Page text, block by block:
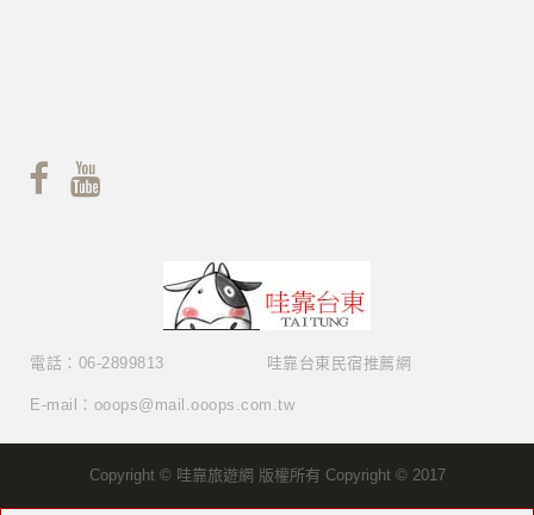
哇靠台東民宿推薦網
電話：06-2899813
E-mail：ooops@mail.ooops.com.tw
Copyright © 哇靠旅遊網 版權所有 Copyright © 2017